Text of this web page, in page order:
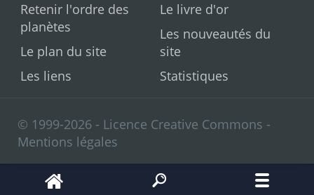
Retenir l'ordre des
planètes
Le plan du site
Les liens
Le livre d'or
Les nouveautés du
site
Statistiques
© 1999-2026 - Licence Creative Commons -
Mentions légales